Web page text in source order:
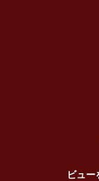
ビュ